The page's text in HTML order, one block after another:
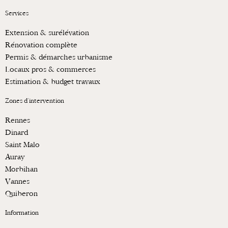
Services
Extension & surélévation
Rénovation complète
Permis & démarches urbanisme
Locaux pros & commerces
Estimation & budget travaux
Zones d’intervention
Rennes
Dinard
Saint Malo
Auray
Morbihan
Vannes
Quiberon
Information